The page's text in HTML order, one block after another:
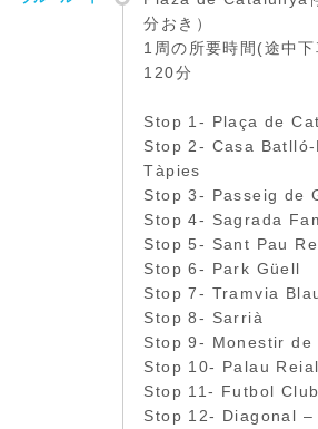
分おき）
1周の所要時間(途中
120分
Stop 1- Plaça de
Stop 2- Casa
Tàpies
Stop 3- Passeig de
Stop 4- Sagrada
Stop 5- Sant Pau
Stop 6- Park Güell
Stop 7- Tramvia
Stop 8- Sarrià
Stop 9- Monestir de
Stop 10- Palau
Stop 11- Futbol
Stop 12- Diagonal –